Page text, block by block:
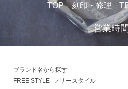
TOP 刻印・修理
営業時
ブランド名から探す
FREE STYLE -フリースタイル-